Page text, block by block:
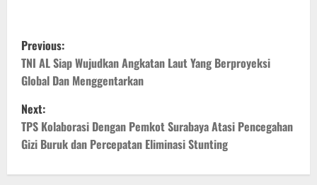
P
o
s
t
n
Previous:
TNI AL Siap Wujudkan Angkatan Laut Yang Berproyeksi
Global Dan Menggentarkan
Next:
TPS Kolaborasi Dengan Pemkot Surabaya Atasi Pencegahan
Gizi Buruk dan Percepatan Eliminasi Stunting